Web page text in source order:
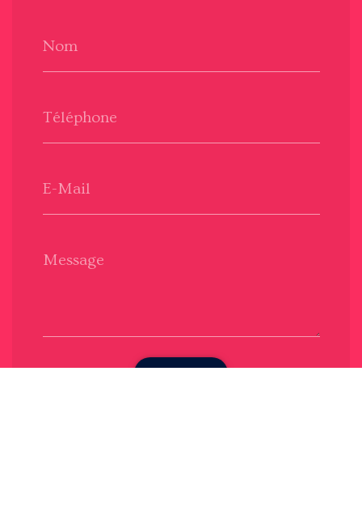
Nom
Téléphone
E-Mail
Message
Envoyer